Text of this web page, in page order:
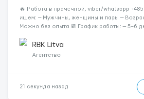
🔥 Работа в прачечной, viber/whatsapp
ищем: — Мужчины, женщины и пары —
Можно без опыта 📆 График работы: — 5–6
18:0...RBK Litva
Агентство
21 секунда назад